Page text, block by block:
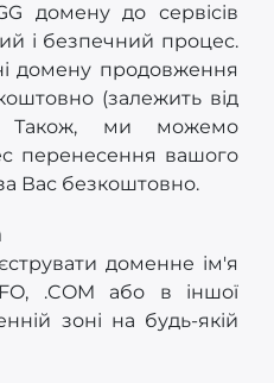
домену до сервісів
і безпечний процес.
домену продовження
(залежить від
Також, ми можемо
перенесення вашого
Вас безкоштовно.
доменне ім'я
.COM або в іншої
зоні на будь-якій